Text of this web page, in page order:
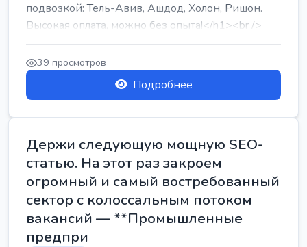
подвозкой: Тель-Авив, Ашдод, Холон, Ришон.
Высокая оплата, можно без опыта!</h1><br />
...
39 просмотров
Подробнее
Держи следующую мощную SEO-
статью. На этот раз закроем
огромный и самый востребованный
сектор с колоссальным потоком
вакансий — **Промышленные
предпри